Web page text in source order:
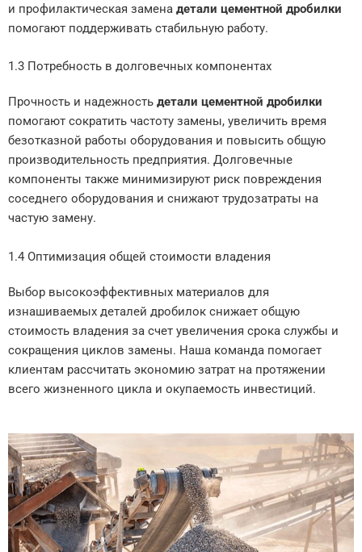
и профилактическая замена детали цементной дробилки
помогают поддерживать стабильную работу.
1.3 Потребность в долговечных компонентах
Прочность и надежность детали цементной дробилки
помогают сократить частоту замены, увеличить время
безотказной работы оборудования и повысить общую
производительность предприятия. Долговечные
компоненты также минимизируют риск повреждения
соседнего оборудования и снижают трудозатраты на
частую замену.
1.4 Оптимизация общей стоимости владения
Выбор высокоэффективных материалов для
изнашиваемых деталей дробилок снижает общую
стоимость владения за счет увеличения срока службы и
сокращения циклов замены. Наша команда помогает
клиентам рассчитать экономию затрат на протяжении
всего жизненного цикла и окупаемость инвестиций.